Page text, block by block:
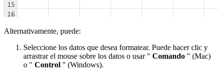
Alternativamente, puede:
Seleccione los datos que desea formatear. Puede hacer clic y
arrastrar el mouse sobre los datos o usar " Comando " (Mac)
o " Control " (Windows).